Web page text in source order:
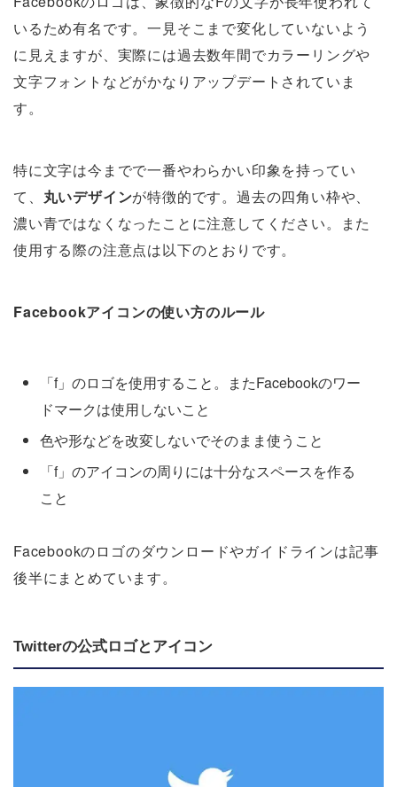
いるため有名です。一見そこまで変化していないよう
に見えますが、実際には過去数年間でカラーリングや
文字フォントなどがかなりアップデートされていま
す。
特に文字は今までで一番やわらかい印象を持ってい
て、 丸いデザインが特徴的です。過去の四角い枠や、
濃い青ではなくなったことに注意してください。また
使用する際の注意点は以下のとおりです。
Facebookアイコンの使い方のルール
「f」のロゴを使用すること。またFacebookのワー
ドマークは使用しないこと
色や形などを改変しないでそのまま使うこと
「f」のアイコンの周りには十分なスペースを作る
こと
Facebookのロゴのダウンロードやガイドラインは記事
後半にまとめています。
Twitterの公式ロゴとアイコン